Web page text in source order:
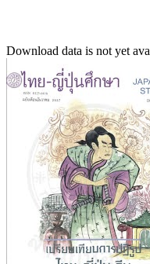
Download data is not yet